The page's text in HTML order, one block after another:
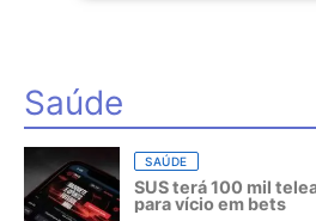
Saúde
SAÚDE
SUS terá 100 mil
para vício em bets